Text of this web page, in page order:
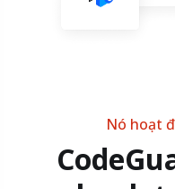
Nó hoạt